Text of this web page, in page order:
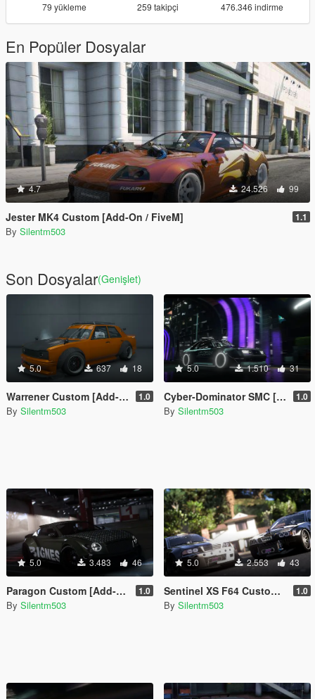
79 yükleme 259 takipçi 476.346 indirme
En Popüler Dosyalar
4.7 24.526 99
Jester MK4 Custom [Add-On / FiveM] 1.1
By Silentm503
Son Dosyalar(Genişlet)
5.0 637 18
Warrener Custom [Add-On | Tuning | Template] 1.0
By Silentm503
5.0 1.510 31
Cyber-Dominator SMC [Add-On | Tuning | Template] 1.0
By Silentm503
5.0 3.483 46
Paragon Custom [Add-On | Tuning | Template] 1.0
By Silentm503
5.0 2.553 43
Sentinel XS F64 Custom [Add-On | Tuning | Template] 1.0
By Silentm503